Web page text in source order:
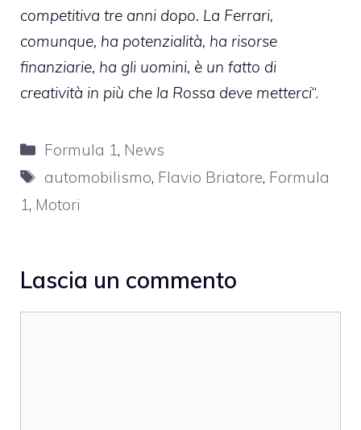
competitiva tre anni dopo. La Ferrari,
comunque, ha potenzialità, ha risorse
finanziarie, ha gli uomini, è un fatto di
creatività in più che la Rossa deve metterci“.
Categorie
Formula 1, News
Tag
automobilismo, Flavio Briatore, Formula
1, Motori
Lascia un commento